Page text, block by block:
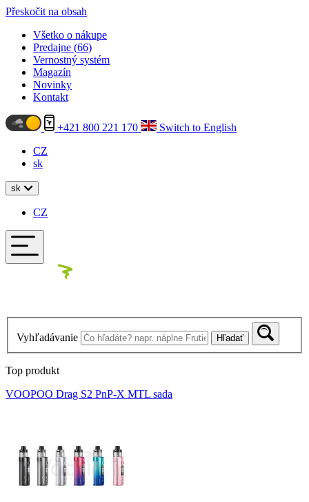
Přeskočit na obsah
Všetko o nákupe
Predajne (66)
Vernostný systém
Magazín
Novinky
Kontakt
+421 800 221 170
Switch to English
CZ
sk
sk
CZ
Vyhľadávanie Hľadať
Top produkt
VOOPOO Drag S2 PnP-X MTL sada